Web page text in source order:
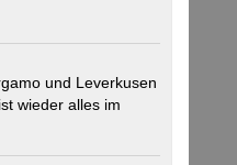
und Leverkusen
wieder alles im